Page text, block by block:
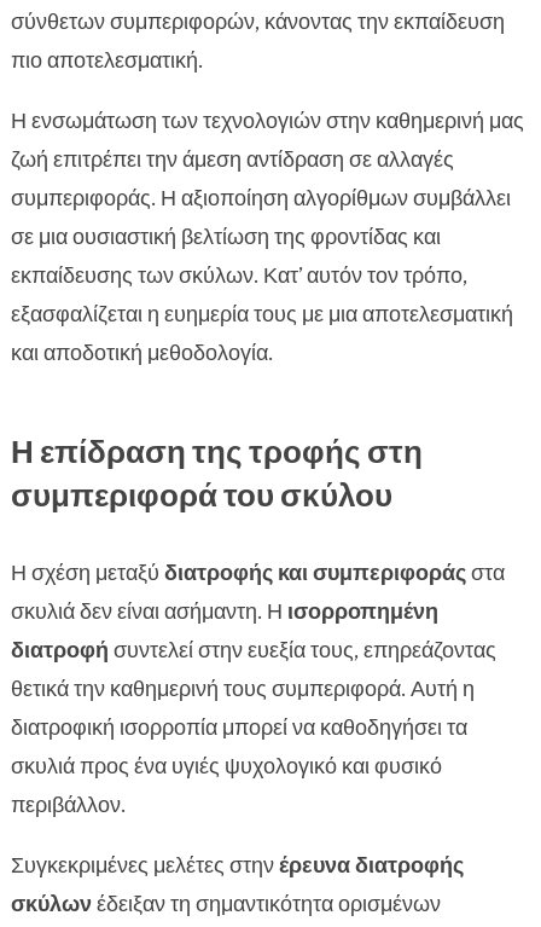
σύνθετων συμπεριφορών, κάνοντας την εκπαίδευση
πιο αποτελεσματική.
Η ενσωμάτωση των τεχνολογιών στην καθημερινή μας
ζωή επιτρέπει την άμεση αντίδραση σε αλλαγές
συμπεριφοράς. Η αξιοποίηση αλγορίθμων συμβάλλει
σε μια ουσιαστική βελτίωση της φροντίδας και
εκπαίδευσης των σκύλων. Κατ’ αυτόν τον τρόπο,
εξασφαλίζεται η ευημερία τους με μια αποτελεσματική
και αποδοτική μεθοδολογία.
Η επίδραση της τροφής στη
συμπεριφορά του σκύλου
Η σχέση μεταξύ διατροφής και συμπεριφοράςστα
σκυλιά δεν είναι ασήμαντη. Η ισορροπημένη
διατροφή συντελεί στην ευεξία τους, επηρεάζοντας
θετικά την καθημερινή τους συμπεριφορά. Αυτή η
διατροφική ισορροπία μπορεί να καθοδηγήσει τα
σκυλιά προς ένα υγιές ψυχολογικό και φυσικό
περιβάλλον.
Συγκεκριμένες μελέτες στηνέρευνα διατροφής
σκύλωνέδειξαν τη σημαντικότητα ορισμένων